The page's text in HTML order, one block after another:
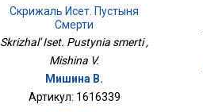
Скрижаль Исет. Пустыня
Смерти
Skrizhal' Iset. Pustynia smerti ,
Mishina V.
Мишина В.
Артикул: 1616339